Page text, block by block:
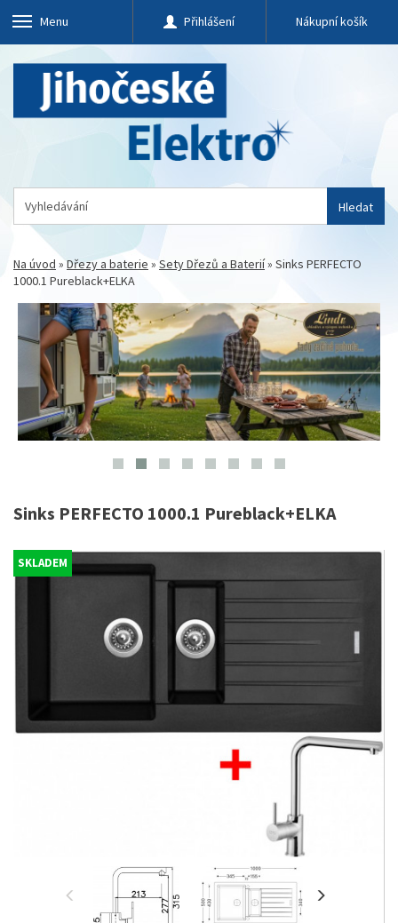
Menu Přihlášení Nákupní košík
Hledat
Na úvod »Dřezy a baterie » Sety Dřezů a Baterií» Sinks PERFECTO
1000.1 Pureblack+ELKA
Sinks PERFECTO 1000.1 Pureblack+ELKA
SKLADEM